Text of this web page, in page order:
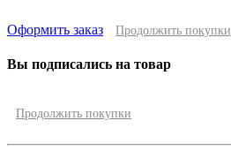
Оформить заказ Продолжить покупки
Вы подписались на товар
Продолжить покупки